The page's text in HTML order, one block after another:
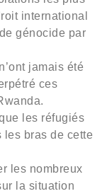
international
génocide par
jamais été
ces
les réfugiés
les bras de cette
les nombreux
la situation